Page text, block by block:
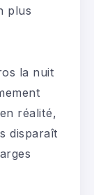
plus
la nuit
réalité,
disparaît